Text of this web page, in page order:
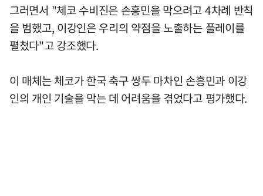
그러면서 "체코 수비진은 손흥민을 막으려고 4차례 반칙
을 범했고, 이강인은 우리의 약점을 노출하는 플레이를
펼쳤다"고 강조했다.
이 매체는 체코가 한국 축구 쌍두 마차인 손흥민과 이강
인의 개인 기술을 막는 데 어려움을 겪었다고 평가했다.